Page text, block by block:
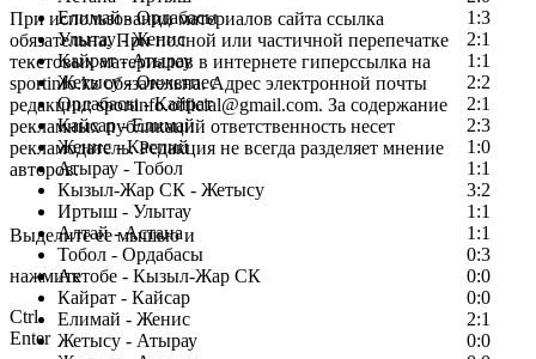
Елимай - Ордабасы
1:3
Улытау - Женис
2:1
Кайрат - Атырау
1:1
Жетысу - Окжетпес
2:2
Ордабасы - Кайрат
2:1
Кайсар - Елимай
2:3
Женис - Каспий
1:0
Атырау - Тобол
1:1
Кызыл-Жар СК - Жетысу
3:2
Иртыш - Улытау
1:1
Алтай - Астана
1:1
Тобол - Ордабасы
0:3
Актобе - Кызыл-Жар СК
0:0
Кайрат - Кайсар
0:0
Елимай - Женис
2:1
Жетысу - Атырау
0:0
При использовании материалов сайта ссылка
обязательна. При полной или частичной перепечатке
текстовых материалов в интернете гиперссылка на
sportinfo.kz обязательна. Адрес электронной почты
редакции: sportinfo.official@gmail.com. За содержание
рекламных публикаций ответственность несет
рекламодатель. Редакция не всегда разделяет мнение
авторов.
Заметили ошибку в тексте?
Выделите ее мышью и
нажмите
Ctrl
Enter